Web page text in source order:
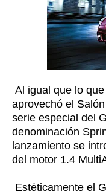
Al igual que lo
aprovechó el
serie especial del
denominación
lanzamiento se
del motor 1.4
Estéticamente el